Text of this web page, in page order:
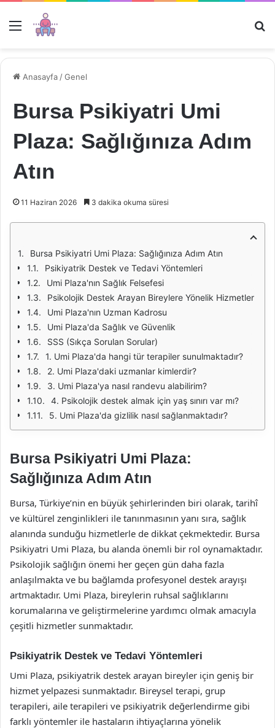
Menü
Anasayfa /Genel
Bursa Psikiyatri Umi
Plaza: Sağlığınıza Adım
Atın
11 Haziran 2026 3 dakika okuma süresi
Bursa Psikiyatri Umi Plaza: Sağlığınıza Adım Atın
Psikiyatrik Destek ve Tedavi Yöntemleri
Umi Plaza'nın Sağlık Felsefesi
Psikolojik Destek Arayan Bireylere Yönelik Hizmetler
Umi Plaza'nın Uzman Kadrosu
Umi Plaza'da Sağlık ve Güvenlik
SSS (Sıkça Sorulan Sorular)
1. Umi Plaza'da hangi tür terapiler sunulmaktadır?
2. Umi Plaza'daki uzmanlar kimlerdir?
3. Umi Plaza'ya nasıl randevu alabilirim?
4. Psikolojik destek almak için yaş sınırı var mı?
5. Umi Plaza'da gizlilik nasıl sağlanmaktadır?
Bursa Psikiyatri Umi Plaza:
Sağlığınıza Adım Atın
Bursa, Türkiye’nin en büyük şehirlerinden biri olarak, tarihî
ve kültürel zenginlikleri ile tanınmasının yanı sıra, sağlık
alanında sunduğu hizmetlerle de dikkat çekmektedir. Bursa
Psikiyatri Umi Plaza, bu alanda önemli bir rol oynamaktadır.
Psikolojik sağlığın önemi her geçen gün daha fazla
anlaşılmakta ve bu bağlamda profesyonel destek arayışı
artmaktadır. Umi Plaza, bireylerin ruhsal sağlıklarını
korumalarına ve geliştirmelerine yardımcı olmak amacıyla
çeşitli hizmetler sunmaktadır.
Psikiyatrik Destek ve Tedavi Yöntemleri
Umi Plaza, psikiyatrik destek arayan bireyler için geniş bir
hizmet yelpazesi sunmaktadır. Bireysel terapi, grup
terapileri, aile terapileri ve psikiyatrik değerlendirme gibi
farklı yöntemler ile hastaların ihtiyaçlarına yönelik